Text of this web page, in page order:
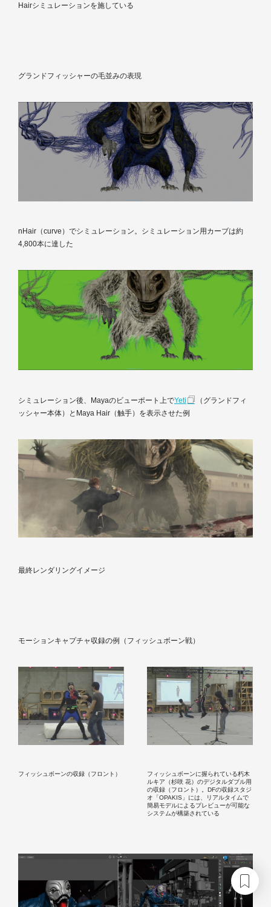
Hairシミュレーションを施している
グランドフィッシャーの毛並みの表現
nHair（curve）でシミュレーション。シミュレーション用カーブは約
4,800本に達した
シミュレーション後、Mayaのビューポート上でYeti
（グランドフィ
ッシャー本体）とMaya Hair（触手）を表示させた例
最終レンダリングイメージ
モーションキャプチャ収録の例（フィッシュボーン戦）
フィッシュボーンの収録（フロント）
フィッシュボーンに握られている朽木
ルキア（杉咲 花）のデジタルダブル用
の収録（フロント）。DFの収録スタジ
オ「OPAKIS」には、リアルタイムで
簡易モデルによるプレビューが可能な
システムが構築されている